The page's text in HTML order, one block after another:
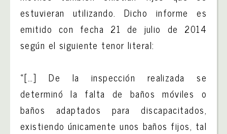
estuvieran utilizando. Dicho informe es
emitido con fecha 21 de julio de 2014
según el siguiente tenor literal:
«[…] De la inspección realizada se
determinó la falta de baños móviles o
baños adaptados para discapacitados,
existiendo únicamente unos baños fijos, tal